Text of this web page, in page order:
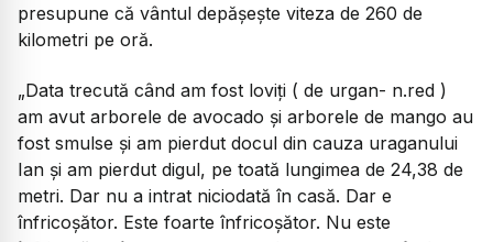
presupune că vântul depășește viteza de 260 de
kilometri pe oră.
„Data trecută când am fost loviți ( de urgan- n.red )
am avut arborele de avocado și arborele de mango au
fost smulse și am pierdut docul din cauza uraganului
Ian și am pierdut digul, pe toată lungimea de 24,38 de
metri. Dar nu a intrat niciodată în casă. Dar e
înfricoșător. Este foarte înfricoșător. Nu este